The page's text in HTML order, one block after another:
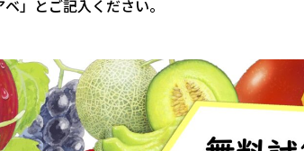
」とご記入ください。